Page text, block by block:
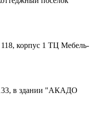
корпус 1 ТЦ Мебель-
в здании "АКАДО